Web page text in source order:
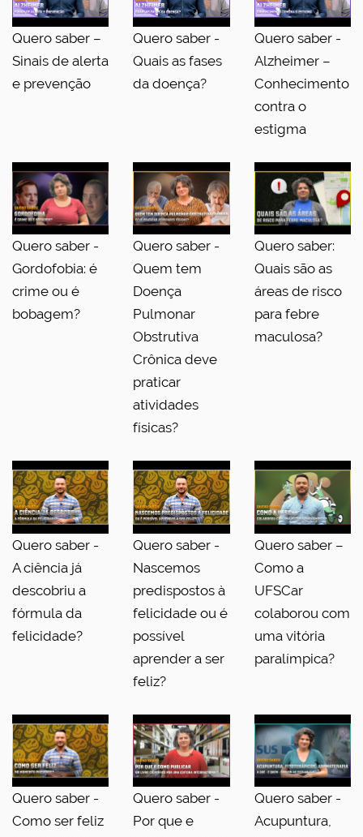
Quero saber –
Sinais de alerta
e prevenção
Quero saber -
Quais as fases
da doença?
Quero saber -
Alzheimer –
Conhecimento
contra o
estigma
Quero saber -
Gordofobia: é
crime ou é
bobagem?
Quero saber -
Quem tem
Doença
Pulmonar
Obstrutiva
Crônica deve
praticar
atividades
físicas?
Quero saber:
Quais são as
áreas de risco
para febre
maculosa?
Quero saber -
A ciência já
descobriu a
fórmula da
felicidade?
Quero saber -
Nascemos
predispostos à
felicidade ou é
possível
aprender a ser
feliz?
Quero saber –
Como a
UFSCar
colaborou com
uma vitória
paralímpica?
Quero saber -
Como ser feliz
Quero saber -
Por que e
Quero saber -
Acupuntura,